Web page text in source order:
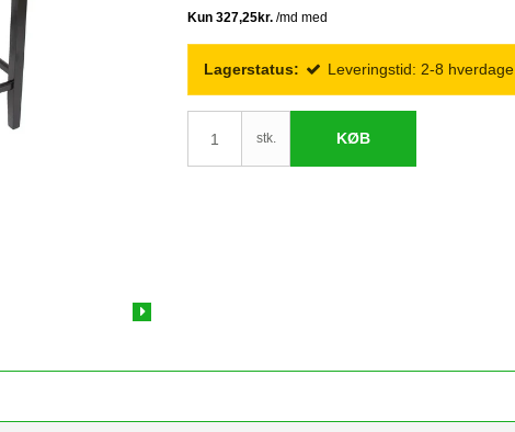
Lagerstatus: Leveringstid: 2-8 hverdage
stk. KØB